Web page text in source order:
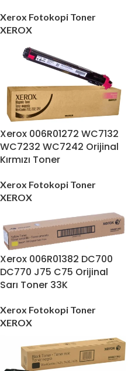
Xerox Fotokopi Toner
XEROX
Xerox 006R01272 WC7132
WC7232 WC7242 Orijinal
Kırmızı Toner
Xerox Fotokopi Toner
XEROX
Xerox 006R01382 DC700
DC770 J75 C75 Orijinal
Sarı Toner 33K
Xerox Fotokopi Toner
XEROX